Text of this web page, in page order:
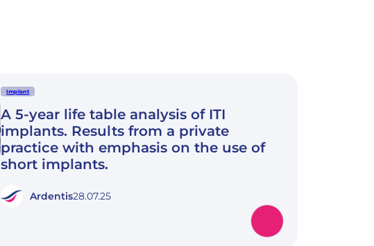
Implant
A 5-year life table analysis of ITI
implants. Results from a private
practice with emphasis on the use of
short implants.
Ardentis28.07.25